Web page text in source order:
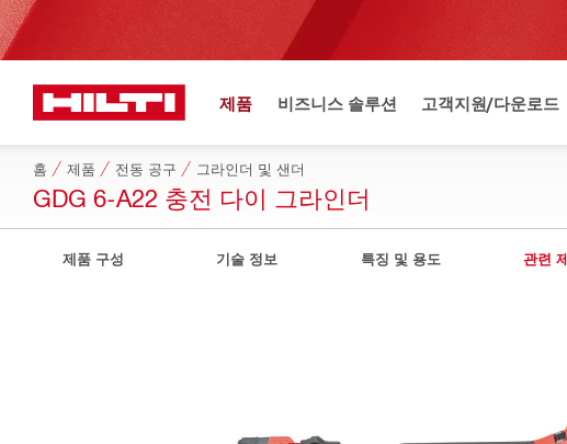
제품 비즈니스 솔루션 고객지원/다운로드
홈 제품 전동 공구 그라인더 및 샌더
GDG 6-A22 충전 다이 그라인더
제품 구성 기술 정보 특징 및 용도 관련